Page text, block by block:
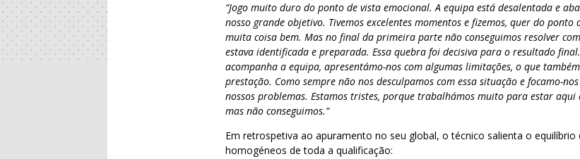
“Jogo muito duro do ponto de vista emocional. A equipa está desalentada e
nosso grande objetivo. Tivemos excelentes momentos e fizemos, quer do ponto
muita coisa bem. Mas no final da primeira parte não conseguimos resolver
estava identificada e preparada. Essa quebra foi decisiva para o resultado
acompanha a equipa, apresentámo-nos com algumas limitações, o que
prestação. Como sempre não nos desculpamos com essa situação e focamo-
nossos problemas. Estamos tristes, porque trabalhámos muito para estar aqui
mas não conseguimos.”
Em retrospetiva ao apuramento no seu global, o técnico salienta o
homogéneos de toda a qualificação: